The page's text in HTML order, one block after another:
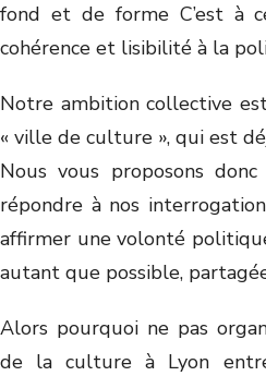
fond et de forme C’est à
cohérence et lisibilité à la
Notre ambition collective
« ville de culture », qui est
Nous vous proposons
répondre à nos
affirmer une volonté
autant que possible,
Alors pourquoi ne pas
de la culture à Lyon